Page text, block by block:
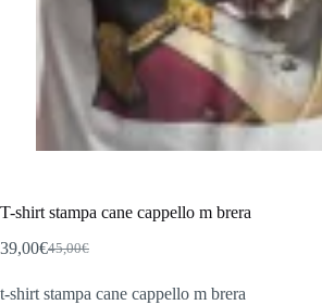
T-shirt stampa cane cappello m brera
45,00€
Il
originale
39,00€Il
attuale
t-shirt stampa cane cappello m brera